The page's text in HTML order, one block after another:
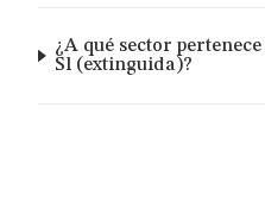
¿A qué sector
Sl (extinguida)?